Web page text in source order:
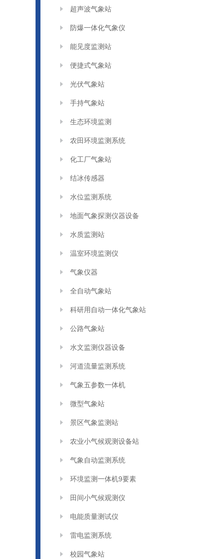
超声波气象站
防爆一体化气象仪
能见度监测站
便捷式气象站
光伏气象站
手持气象站
生态环境监测
农田环境监测系统
化工厂气象站
结冰传感器
水位监测系统
地面气象探测仪器设备
水质监测站
温室环境监测仪
气象仪器
全自动气象站
科研用自动一体化气象站
公路气象站
水文监测仪器设备
河道流量监测系统
气象五参数一体机
微型气象站
景区气象监测站
农业小气候观测设备站
气象自动监测系统
环境监测一体机9要素
田间小气候观测仪
电能质量测试仪
雷电监测系统
校园气象站